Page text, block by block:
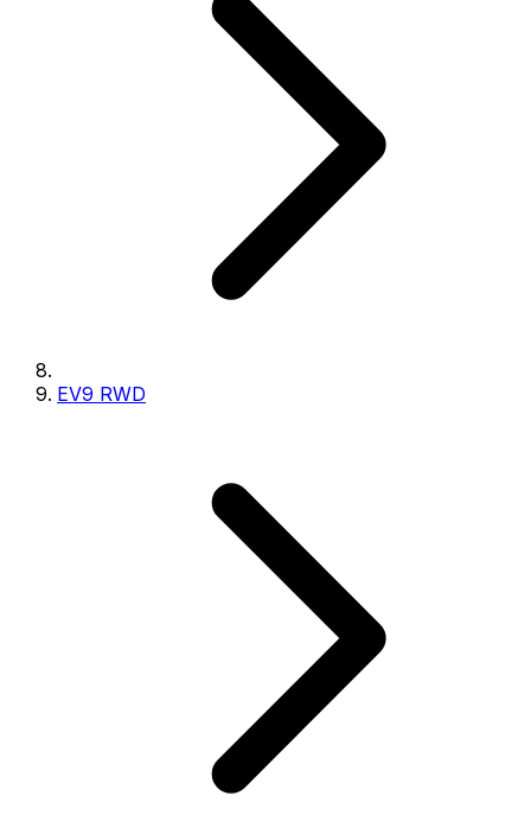
EV9 RWD